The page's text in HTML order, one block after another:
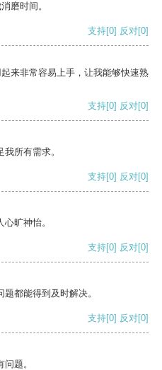
磨时间。
支持[0] 反对[0]
来非常容易上手，让我能够快速熟
支持[0] 反对[0]
所有需求。
支持[0] 反对[0]
旷神怡。
支持[0] 反对[0]
都能得到及时解决。
支持[0] 反对[0]
题。